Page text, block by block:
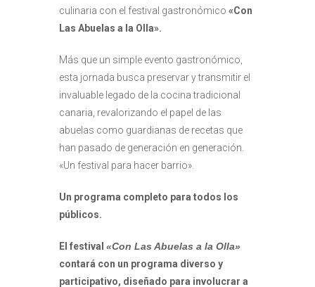
culinaria con el festival gastronómico «Con
Las Abuelas a la Olla».
Más que un simple evento gastronómico,
esta jornada busca preservar y transmitir el
invaluable legado de la cocina tradicional
canaria, revalorizando el papel de las
abuelas como guardianas de recetas que
han pasado de generación en generación.
«Un festival para hacer barrio».
Un programa completo para todos los
públicos.
El festival «Con Las Abuelas a la Olla»
contará con un programa diverso y
participativo, diseñado para involucrar a